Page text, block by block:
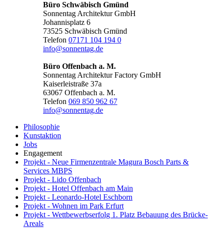
Büro Schwäbisch Gmünd
Sonnentag Architektur GmbH
Johannisplatz 6
73525 Schwäbisch Gmünd
Telefon 07171 104 194 0
info@sonnentag.de
Büro Offenbach a. M.
Sonnentag Architektur Factory GmbH
Kaiserleistraße 37a
63067 Offenbach a. M.
Telefon 069 850 962 67
info@sonnentag.de
Philosophie
Kunstaktion
Jobs
Engagement
Projekt - Neue Firmenzentrale Magura Bosch Parts &
Services MBPS
Projekt - Lido Offenbach
Projekt - Hotel Offenbach am Main
Projekt - Leonardo-Hotel Eschborn
Projekt - Wohnen im Park Erfurt
Projekt - Wettbewerbserfolg 1. Platz Bebauung des Brücke-
Areals